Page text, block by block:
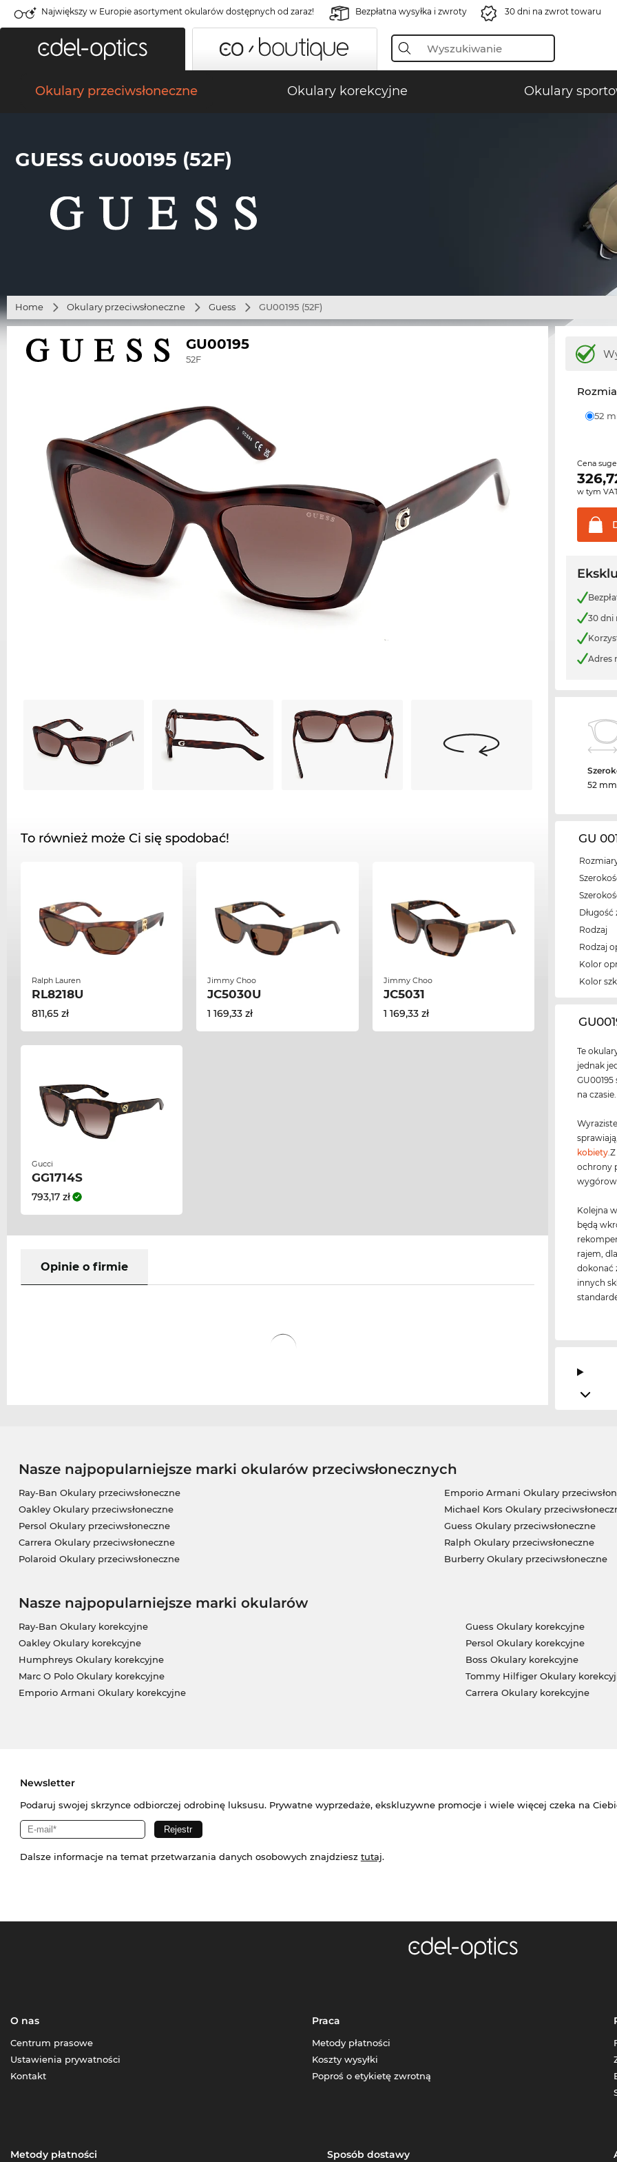
Największy w Europie asortyment okularów dostępnych od zaraz! Bezpłatna wysyłka i zwroty 30 dni na zwrot towaru
Okulary przeciwsłoneczne Okulary korekcyjne Okulary
GUESS GU00195 (52F)
Home Okulary przeciwsłoneczne Guess GU00195 (52F)
GU00195
52F
To również może Ci się spodobać!
Ralph Lauren
RL8218U
811,65 zł
Jimmy Choo
JC5030U
1 169,33 zł
Jimmy Choo
JC5031
1 169,33 zł
Gucci
GG1714S
793,17 zł
Opinie o firmie
52
Cena
w tym
30 dni
Adres
52 mm
GU
Długość
Rodzaj
Rodzaj
Kolor
Kolor
Te
jednak
na czasie.
kobiety
ochrony
Kolejna
będą
rajem,
dokonać
innych
Nasze najpopularniejsze marki okularów przeciwsłonecznych
Ray-Ban Okulary przeciwsłoneczne
Oakley Okulary przeciwsłoneczne
Persol Okulary przeciwsłoneczne
Carrera Okulary przeciwsłoneczne
Polaroid Okulary przeciwsłoneczne
Emporio Armani Okulary
Michael Kors Okulary
Guess Okulary przeciwsłoneczne
Ralph Okulary przeciwsłoneczne
Burberry Okulary przeciwsłoneczne
Nasze najpopularniejsze marki okularów
Ray-Ban Okulary korekcyjne
Oakley Okulary korekcyjne
Humphreys Okulary korekcyjne
Marc O Polo Okulary korekcyjne
Emporio Armani Okulary korekcyjne
Guess Okulary korekcyjne
Persol Okulary korekcyjne
Boss Okulary korekcyjne
Tommy Hilfiger Okulary
Carrera Okulary korekcyjne
Newsletter
Podaruj swojej skrzynce odbiorczej odrobinę luksusu. Prywatne wyprzedaże, ekskluzywne promocje i wiele więcej czeka na
Dalsze informacje na temat przetwarzania danych osobowych znajdziesz tutaj.
O nas
Centrum prasowe
Ustawienia prywatności
Kontakt
Praca
Metody płatności
Koszty wysyłki
Poproś o etykietę zwrotną
Metody płatności Sposób dostawy